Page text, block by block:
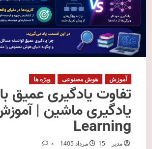
آموزش هوش مصنوعی ویژه ها
تفاوت یادگیری عمیق با
Learning
مدیر 15 مرداد 1405 0